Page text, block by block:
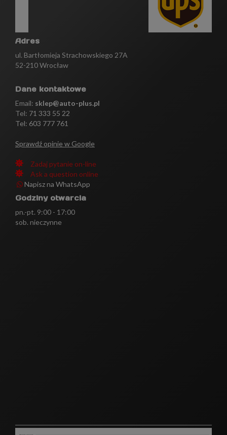
Adres
ul. Bartłomieja Strachowskiego 27A
52-210 Wrocław
Dane kontaktowe
Email: sklep@auto-plus.pl
Tel: 71 333 55 22
Tel: 603 777 761
Sprawdź opinie w Google
Zadaj pytanie on-line
Ask a question online
Napisz na WhatsApp
Godziny otwarcia
pn.-pt. 9:00 - 17:00
sob. nieczynne